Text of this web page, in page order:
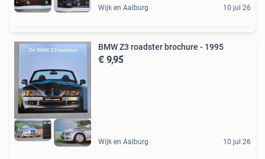
Wijk en Aalburg 10 jul 26
BMW Z3 roadster brochure - 1995
€ 9,95
Wijk en Aalburg 10 jul 26